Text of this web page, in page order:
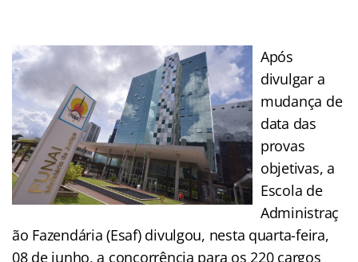
Após
divulgar a
mudança de
data das
provas
objetivas, a
Escola de
Administraç
ão Fazendária (Esaf) divulgou, nesta quarta-feira,
08 de junho, a concorrência para os 220 cargos